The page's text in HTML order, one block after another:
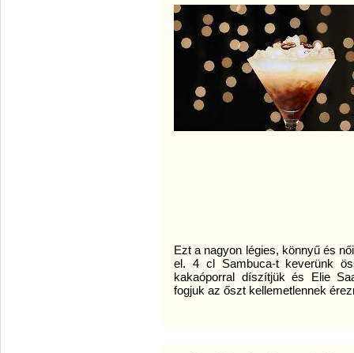
-
-
-
-
Ezt a nagyon légies, könnyű és
el. 4 cl Sambuca-t keverünk
kakaóporral díszítjük és Elie
fogjuk az őszt kellemetlennek